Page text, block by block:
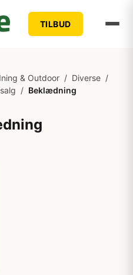
TILBUD
& Outdoor / Diverse /
/ Beklædning